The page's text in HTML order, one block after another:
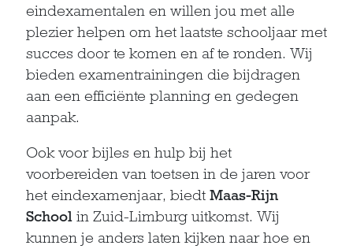
eindexamentalen en willen jou met alle
plezier helpen om het laatste schooljaar met
succes door te komen en af te ronden. Wij
bieden examentrainingen die bijdragen
aan een efficiënte planning en gedegen
aanpak.
Ook voor bijles en hulp bij het
voorbereiden van toetsen in de jaren voor
het eindexamenjaar, biedt Maas-Rijn
School in Zuid-Limburg uitkomst. Wij
kunnen je anders laten kijken naar hoe en